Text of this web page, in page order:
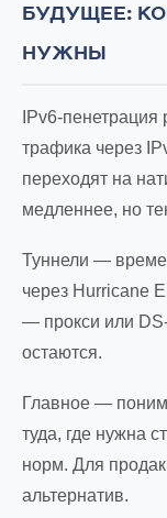
БУДУЩЕЕ:
НУЖНЫ
IPv6-пенетрация
трафика через
переходят на
медленнее, но
Туннели —
через Hurricane
— прокси или
остаются.
Главное —
туда, где нужна
норм. Для
альтернатив.